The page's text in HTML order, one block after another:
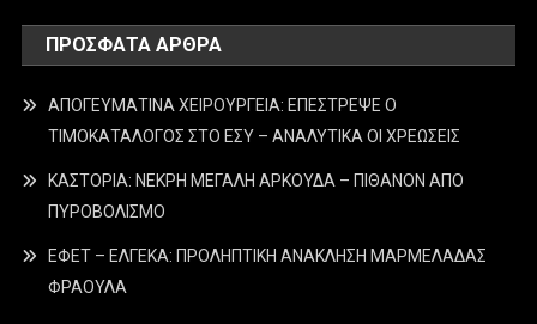
ΠΡΌΣΦΑΤΑ ΆΡΘΡΑ
ΑΠΟΓΕΥΜΑΤΙΝΑ ΧΕΙΡΟΥΡΓΕΙΑ: ΕΠΕΣΤΡΕΨΕ Ο
ΤΙΜΟΚΑΤΑΛΟΓΟΣ ΣΤΟ ΕΣΥ – ΑΝΑΛΥΤΙΚΑ ΟΙ ΧΡΕΩΣΕΙΣ
ΚΑΣΤΟΡΙΑ: ΝΕΚΡΗ ΜΕΓΑΛΗ ΑΡΚΟΥΔΑ – ΠΙΘΑΝΟΝ ΑΠΟ
ΠΥΡΟΒΟΛΙΣΜΟ
ΕΦΕΤ – ΕΛΓΕΚΑ: ΠΡΟΛΗΠΤΙΚΗ ΑΝΑΚΛΗΣΗ ΜΑΡΜΕΛΑΔΑΣ
ΦΡΑΟΥΛΑ